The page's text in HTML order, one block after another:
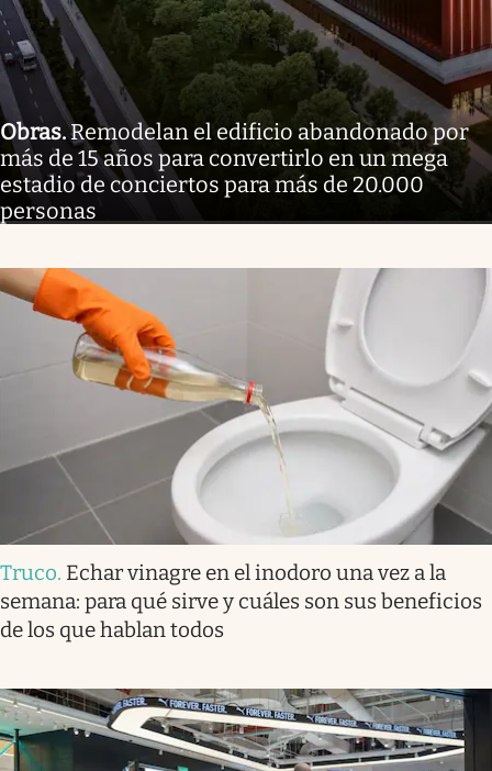
Obras.Remodelan el edificio abandonado por
más de 15 años para convertirlo en un mega
estadio de conciertos para más de 20.000
personas
Truco. Echar vinagre en el inodoro una vez a la
semana: para qué sirve y cuáles son sus beneficios
de los que hablan todos